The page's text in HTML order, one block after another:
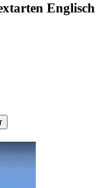
Englisch